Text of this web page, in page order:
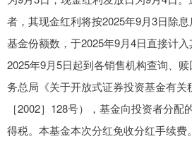
者，其现金红利将按2025年9月3日除
基金份额数，于2025年9月4日直接计
2025年9月5日起到各销售机构查询、
务总局《关于开放式证券投资基金有
［2002］128号），基金向投资者分
得税。本基金本次分红免收分红手续费。